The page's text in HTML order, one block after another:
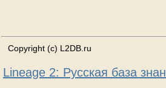
Copyright (c) L2DB.ru
Lineage 2: Русская база